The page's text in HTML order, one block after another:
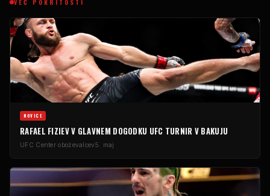
VEČ POKRITOSTI
NOVICE
RAFAEL FIZIEV V GLAVNEM DOGODKU UFC TURNIR V BAKUJU
UFC Center oboževalcev5. maj